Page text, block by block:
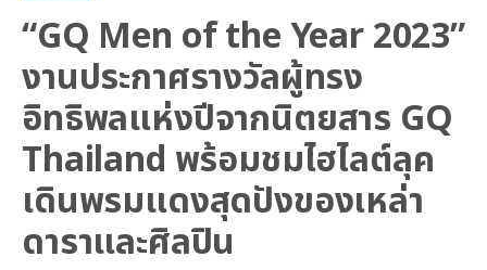
“GQ Men of the Year 2023”
งานประกาศรางวัลผู้ทรง
อิทธิพลแห่งปีจากนิตยสาร GQ
Thailand พร้อมชมไฮไลต์ลุค
เดินพรมแดงสุดปังของเหล่า
ดาราและศิลปิน